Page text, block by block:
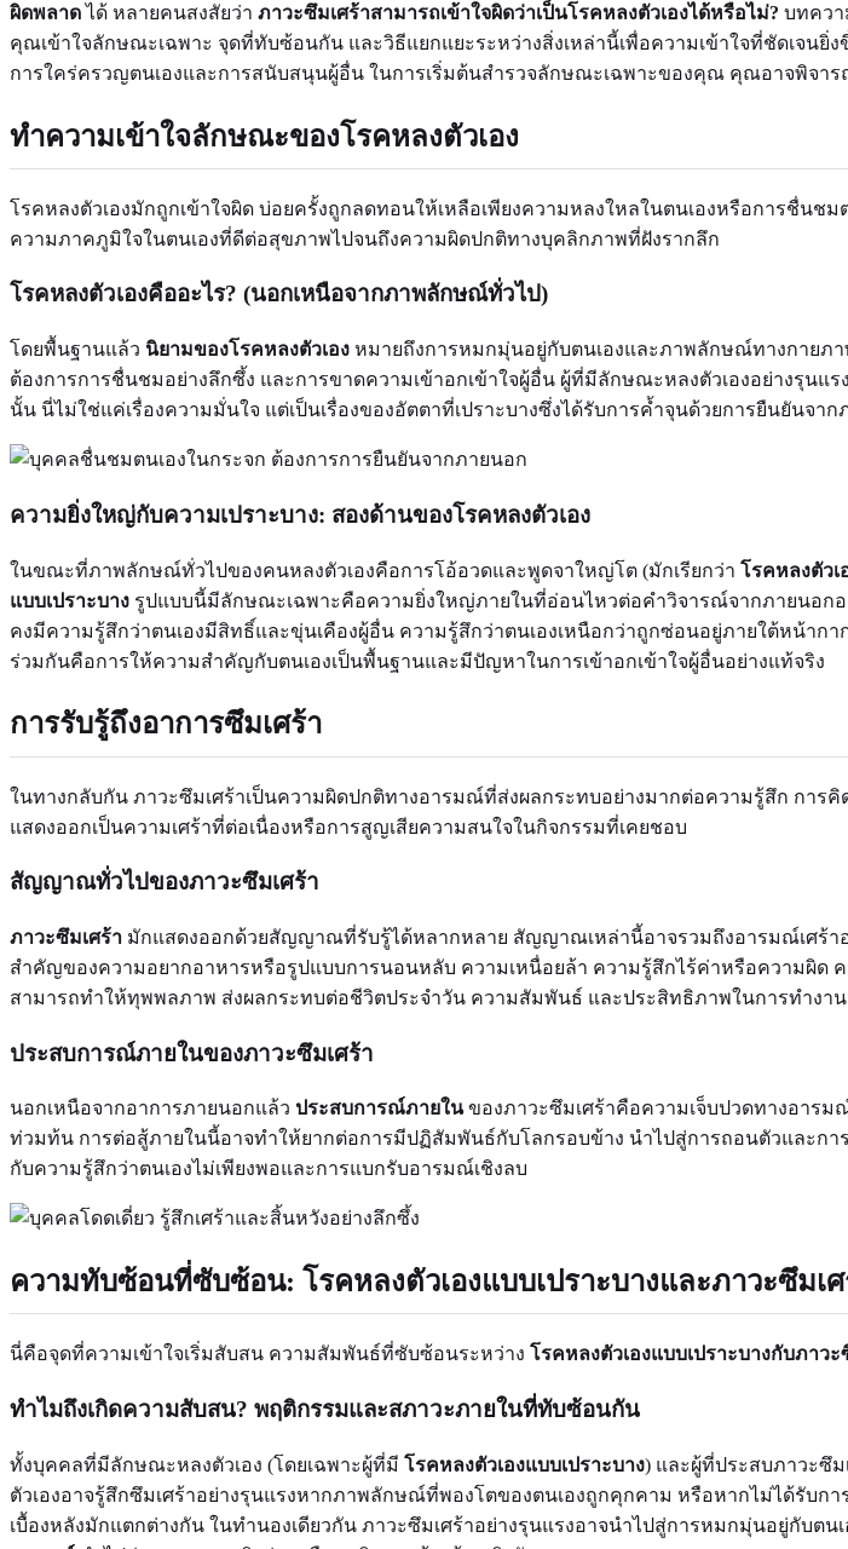
ผิดพลาดได้ หลายคนสงสัยว่า ภาวะซึมเศร้าสามารถเข้าใจผิดว่าเป็นโรคหลงตัวเองได้หรือไม่? บทควา
คุณเข้าใจลักษณะเฉพาะ จุดที่ทับซ้อนกัน และวิธีแยกแยะระหว่างสิ่งเหล่านี้เพื่อความเข้าใจที่ชัดเจน
การใคร่ครวญตนเองและการสนับสนุนผู้อื่น ในการเริ่มต้นสำรวจลักษณะเฉพาะของคุณ คุณอาจพิจา
ทำความเข้าใจลักษณะของโรคหลงตัวเอง
โรคหลงตัวเองมักถูกเข้าใจผิด บ่อยครั้งถูกลดทอนให้เหลือเพียงความหลงใหลในตนเองหรือการชื่น
ความภาคภูมิใจในตนเองที่ดีต่อสุขภาพไปจนถึงความผิดปกติทางบุคลิกภาพที่ฝังรากลึก
โรคหลงตัวเองคืออะไร? (นอกเหนือจากภาพลักษณ์ทั่วไป)
โดยพื้นฐานแล้ว นิยามของโรคหลงตัวเอง หมายถึงการหมกมุ่นอยู่กับตนเองและภาพลักษณ์ทางกายภ
ต้องการการชื่นชมอย่างลึกซึ้ง และการขาดความเข้าอกเข้าใจผู้อื่น ผู้ที่มีลักษณะหลงตัวเองอย่างรุนแ
นั้น นี่ไม่ใช่แค่เรื่องความมั่นใจ แต่เป็นเรื่องของอัตตาที่เปราะบางซึ่งได้รับการค้ำจุนด้วยการยืนยันจาก
ความยิ่งใหญ่กับความเปราะบาง: สองด้านของโรคหลงตัวเอง
ในขณะที่ภาพลักษณ์ทั่วไปของคนหลงตัวเองคือการโอ้อวดและพูดจาใหญ่โต (มักเรียกว่า โรคหลงตัวเ
แบบเปราะบาง รูปแบบนี้มีลักษณะเฉพาะคือความยิ่งใหญ่ภายในที่อ่อนไหวต่อคำวิจารณ์จากภายนอกอ
คงมีความรู้สึกว่าตนเองมีสิทธิ์และขุ่นเคืองผู้อื่น ความรู้สึกว่าตนเองเหนือกว่าถูกซ่อนอยู่ภายใต้หน้า
ร่วมกันคือการให้ความสำคัญกับตนเองเป็นพื้นฐานและมีปัญหาในการเข้าอกเข้าใจผู้อื่นอย่างแท้จริง
การรับรู้ถึงอาการซึมเศร้า
ในทางกลับกัน ภาวะซึมเศร้าเป็นความผิดปกติทางอารมณ์ที่ส่งผลกระทบอย่างมากต่อความรู้สึก กา
แสดงออกเป็นความเศร้าที่ต่อเนื่องหรือการสูญเสียความสนใจในกิจกรรมที่เคยชอบ
สัญญาณทั่วไปของภาวะซึมเศร้า
ภาวะซึมเศร้า มักแสดงออกด้วยสัญญาณที่รับรู้ได้หลากหลาย สัญญาณเหล่านี้อาจรวมถึงอารมณ์เศร้าอ
สำคัญของความอยากอาหารหรือรูปแบบการนอนหลับ ความเหนื่อยล้า ความรู้สึกไร้ค่าหรือความผิด
สามารถทำให้ทุพพลภาพ ส่งผลกระทบต่อชีวิตประจำวัน ความสัมพันธ์ และประสิทธิภาพในการทำงาน
ประสบการณ์ภายในของภาวะซึมเศร้า
นอกเหนือจากอาการภายนอกแล้ว ประสบการณ์ภายในของภาวะซึมเศร้าคือความเจ็บปวดทางอารม
ท่วมท้น การต่อสู้ภายในนี้อาจทำให้ยากต่อการมีปฏิสัมพันธ์กับโลกรอบข้าง นำไปสู่การถอนตัวและก
กับความรู้สึกว่าตนเองไม่เพียงพอและการแบกรับอารมณ์เชิงลบ
ความทับซ้อนที่ซับซ้อน: โรคหลงตัวเองแบบเปราะบางและภาวะซึมเศ
นี่คือจุดที่ความเข้าใจเริ่มสับสน ความสัมพันธ์ที่ซับซ้อนระหว่าง โรคหลงตัวเองแบบเปราะบางกับภาวะ
ทำไมถึงเกิดความสับสน? พฤติกรรมและสภาวะภายในที่ทับซ้อนกัน
ทั้งบุคคลที่มีลักษณะหลงตัวเอง (โดยเฉพาะผู้ที่มี โรคหลงตัวเองแบบเปราะบาง) และผู้ที่ประสบภาวะซึ
ตัวเองอาจรู้สึกซึมเศร้าอย่างรุนแรงหากภาพลักษณ์ที่พองโตของตนเองถูกคุกคาม หรือหากไม่ได้รับก
เบื้องหลังมักแตกต่างกัน ในทำนองเดียวกัน ภาวะซึมเศร้าอย่างรุนแรงอาจนำไปสู่การหมกมุ่นอยู่กับต